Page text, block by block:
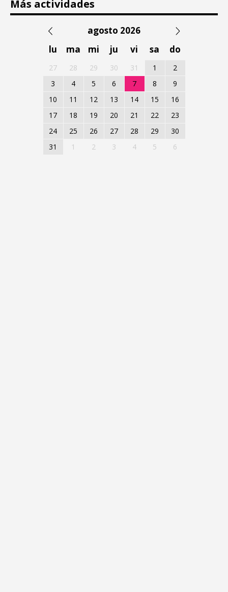
Más actividades
agosto 2026
lu
ma mi ju vi sa do
27 28 29 30 31 1
2
3
4 5 6 7 8
9
10
11 12 13 14 15
16
17
18 19 20 21 22
23
24
25 26 27 28 29
30
31
1 2 3 4 5 6